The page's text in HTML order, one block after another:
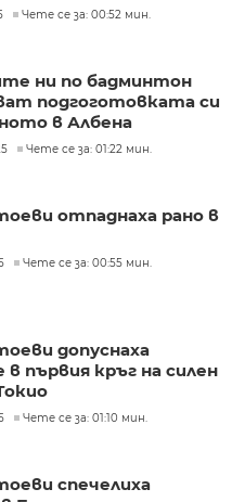
Чете се за: 00:52 мин.
ни по бадминтон
подгоготовката си
в Албена
Чете се за: 01:22 мин.
отпаднаха рано в
Чете се за: 00:55 мин.
допуснаха
в първия кръг на силен
Чете се за: 01:10 мин.
спечелиха